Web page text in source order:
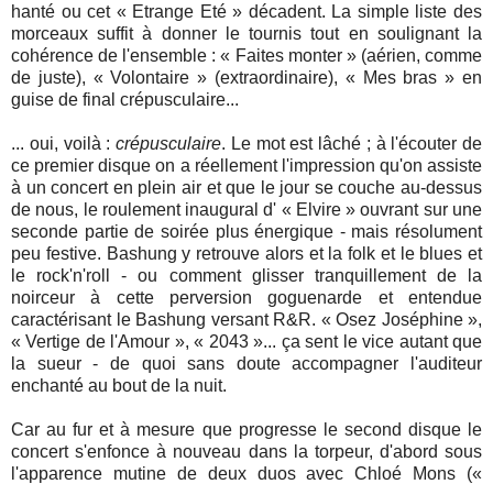
hanté ou cet « Etrange Eté » décadent. La simple liste des
morceaux suffit à donner le tournis tout en soulignant la
cohérence de l'ensemble : « Faites monter » (aérien, comme
de juste), « Volontaire » (extraordinaire), « Mes bras » en
guise de final crépusculaire...
... oui, voilà : crépusculaire. Le mot est lâché ; à l'écouter de
ce premier disque on a réellement l'impression qu'on assiste
à un concert en plein air et que le jour se couche au-dessus
de nous, le roulement inaugural d' « Elvire » ouvrant sur une
seconde partie de soirée plus énergique - mais résolument
peu festive. Bashung y retrouve alors et la folk et le blues et
le rock'n'roll - ou comment glisser tranquillement de la
noirceur à cette perversion goguenarde et entendue
caractérisant le Bashung versant R&R. « Osez Joséphine »,
« Vertige de l'Amour », « 2043 »... ça sent le vice autant que
la sueur - de quoi sans doute accompagner l'auditeur
enchanté au bout de la nuit.
Car au fur et à mesure que progresse le second disque le
concert s'enfonce à nouveau dans la torpeur, d'abord sous
l'apparence mutine de deux duos avec Chloé Mons («